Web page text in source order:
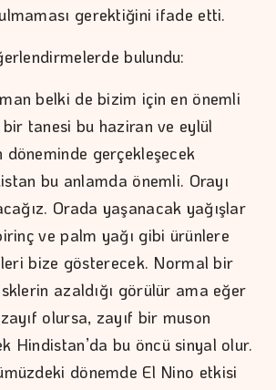
gerektiğini ifade etti.
bulundu:
belki de bizim için en önemli
tanesi bu haziran ve eylül
döneminde gerçekleşecek
bu anlamda önemli. Orayı
Orada yaşanacak yağışlar
ve palm yağı gibi ürünlere
bize gösterecek. Normal bir
azaldığı görülür ama eğer
olursa, zayıf bir muson
Hindistan’da bu öncü sinyal olur.
dönemde El Nino etkisi